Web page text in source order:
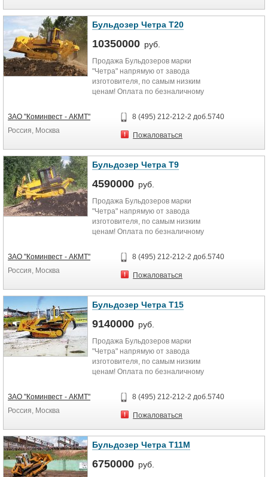
Бульдозер Четра Т20
10350000 руб.
Продажа Бульдозеров марки
"Четра" напрямую от завода
изготовителя, по самым низким
ценам! Оплата по безналичному
ЗАО "Коминвест - АКМТ"
Россия, Москва
8 (495) 212-212-2 доб.5740
Пожаловаться
Бульдозер Четра Т9
4590000 руб.
Продажа Бульдозеров марки
"Четра" напрямую от завода
изготовителя, по самым низким
ценам! Оплата по безналичному
ЗАО "Коминвест - АКМТ"
Россия, Москва
8 (495) 212-212-2 доб.5740
Пожаловаться
Бульдозер Четра Т15
9140000 руб.
Продажа Бульдозеров марки
"Четра" напрямую от завода
изготовителя, по самым низким
ценам! Оплата по безналичному
ЗАО "Коминвест - АКМТ"
Россия, Москва
8 (495) 212-212-2 доб.5740
Пожаловаться
Бульдозер Четра Т11М
6750000 руб.